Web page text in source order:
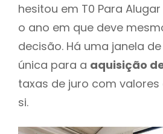
hesitou em T0 Para
o ano em que deve
decisão. Há uma janela
única para a aquisição
taxas de juro com
si.